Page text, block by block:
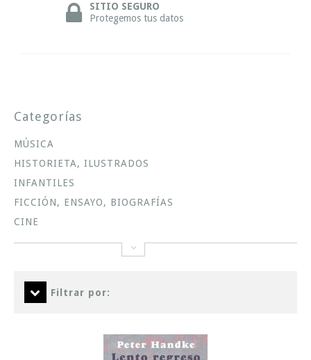
SITIO SEGURO
Protegemos tus datos
Categorías
MÚSICA
HISTORIETA, ILUSTRADOS
INFANTILES
FICCIÓN, ENSAYO, BIOGRAFÍAS
CINE
Filtrar por: